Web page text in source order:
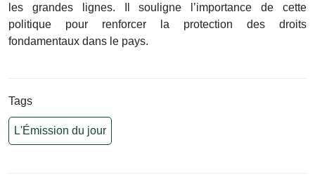
les grandes lignes. Il souligne l’importance de cette
politique pour renforcer la protection des droits
fondamentaux dans le pays.
Tags
L'Émission du jour